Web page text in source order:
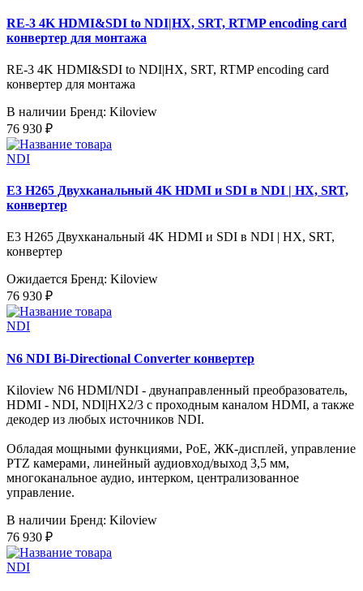
RE-3 4K HDMI&SDI to NDI|HX, SRT, RTMP encoding card
конвертер для монтажа
RE-3 4K HDMI&SDI to NDI|HX, SRT, RTMP encoding card
конвертер для монтажа
В наличии Бренд: Kiloview
76 930 ₽
NDI
E3 H265 Двухканальный 4K HDMI и SDI в NDI | HX, SRT,
конвертер
E3 H265 Двухканальный 4K HDMI и SDI в NDI | HX, SRT,
конвертер
Ожидается Бренд: Kiloview
76 930 ₽
NDI
N6 NDI Bi-Directional Converter конвертер
Kiloview N6 HDMI/NDI - двунаправленный преобразователь,
HDMI - NDI, NDI|HX2/3 с проходным каналом HDMI, а также
декодер из любых источников NDI.
Обладая мощными функциями, PoE, ЖК-дисплей, управление
PTZ камерами, линейный аудиовход/выход 3,5 мм,
многоканальное аудио, интерком, централизованное
управление.
В наличии Бренд: Kiloview
76 930 ₽
NDI